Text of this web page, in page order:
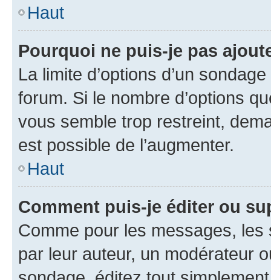
Haut
Pourquoi ne puis-je pas
La limite d’options d’un
forum. Si le nombre d’options
vous semble trop restreint,
est possible de l’augmenter.
Haut
Comment puis-je éditer ou
Comme pour les messages,
par leur auteur, un modérateur